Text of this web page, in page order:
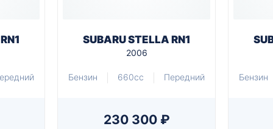
SUBARU STELLA RN1
2006
Бензин 660cc Передний
230 300 ₽
Бензин